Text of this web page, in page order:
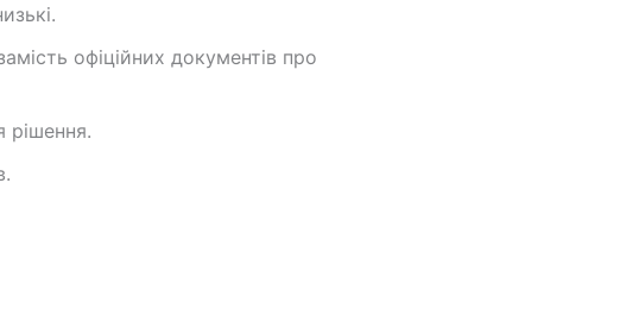
офіційних документів про
рішення.